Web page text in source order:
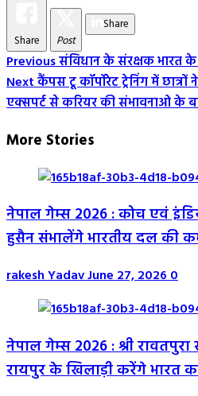
Share Post
Share
Post
Navigation
Previousसंविधान के संरक्षक भारत
Nextकैंपस टू कॉर्पोरेट ट्रेनिंग में
एक्सपर्ट से करियर की संभावनाओ के
More Stories
नेपाल गेम्स 2026 : कोच एवं
हुसैन संभालेंगे भारतीय दल की
rakesh YadavJune 27, 20260
नेपाल गेम्स 2026 : श्री रावतपुरा
रायपुर के खिलाड़ी करेंगे भारत